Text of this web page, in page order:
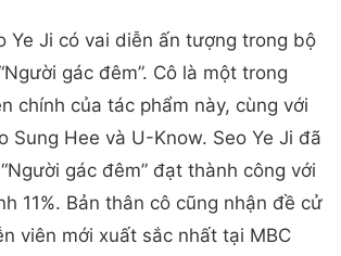
Ye Ji có vai diễn ấn tượng trong bộ
gác đêm”. Cô là một trong
chính của tác phẩm này, cùng với
Sung Hee và U-Know. Seo Ye Ji đã
gác đêm” đạt thành công với
11%. Bản thân cô cũng nhận đề cử
viên mới xuất sắc nhất tại MBC